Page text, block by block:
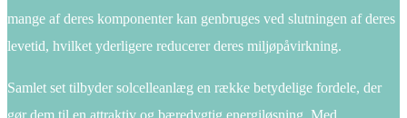
mange af deres komponenter kan genbruges ved slutningen af deres
levetid, hvilket yderligere reducerer deres miljøpåvirkning.
Samlet set tilbyder solcelleanlæg en række betydelige fordele, der
gør dem til en attraktiv og bæredygtig energiløsning. Med